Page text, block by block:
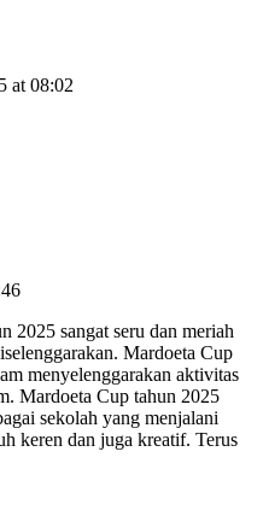
at 08:02
2025 sangat seru dan meriah
Mardoeta Cup
menyelenggarakan aktivitas
Mardoeta Cup tahun 2025
sekolah yang menjalani
keren dan juga kreatif. Terus